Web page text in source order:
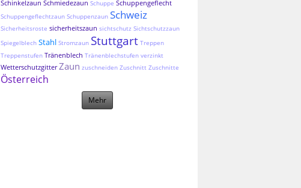
Schinkelzaun Schmiedezaun Schuppe Schuppengeflecht
Schuppengeflechtzaun Schuppenzaun Schweiz
Sicherheitsroste sicherheitszaun sichtschutz Sichtschutzzaun
Spiegelblech Stahl Stromzaun Stuttgart Treppen
Treppenstufen Tränenblech Tränenblechstufen verzinkt
Wetterschutzgitter Zaun zuschneiden Zuschnitt Zuschnitte
Österreich
Mehr